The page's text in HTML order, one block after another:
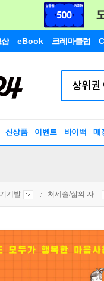
eBook 크레마클럽
신상품 이벤트 바이백 매
계발 처세술/삶의 자...